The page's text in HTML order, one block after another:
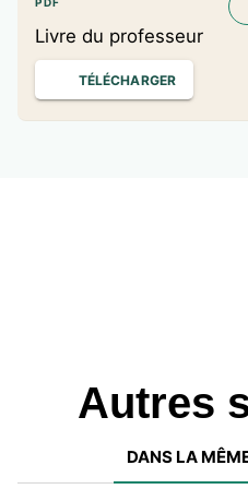
Vers le Bac n°2
Méthodes
Outils
Le projet
Livre du professeur
TÉLÉCHARGER
Autres
DANS LA